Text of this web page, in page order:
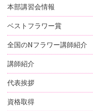
本部講習会情報
ベストフラワー賞
全国のNフラワー講師紹介
講師紹介
代表挨拶
資格取得